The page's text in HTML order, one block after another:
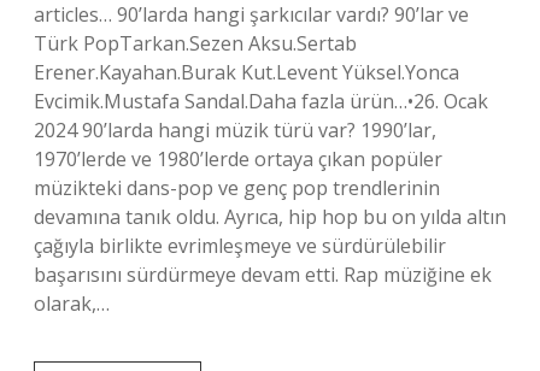
articles… 90’larda hangi şarkıcılar vardı? 90’lar ve
Türk PopTarkan.Sezen Aksu.Sertab
Erener.Kayahan.Burak Kut.Levent Yüksel.Yonca
Evcimik.Mustafa Sandal.Daha fazla ürün…•26. Ocak
2024 90’larda hangi müzik türü var? 1990’lar,
1970’lerde ve 1980’lerde ortaya çıkan popüler
müzikteki dans-pop ve genç pop trendlerinin
devamına tanık oldu. Ayrıca, hip hop bu on yılda altın
çağıyla birlikte evrimleşmeye ve sürdürülebilir
başarısını sürdürmeye devam etti. Rap ​​müziğine ek
olarak,…